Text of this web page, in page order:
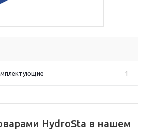
1
HydroSta в нашем